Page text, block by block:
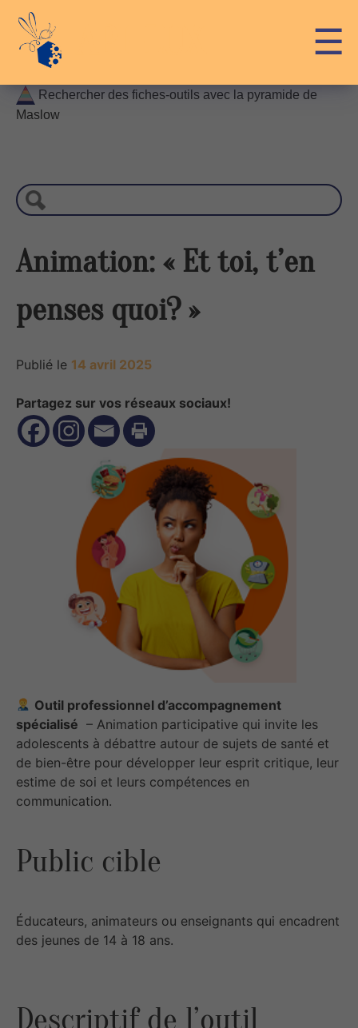
content
☰
Rechercher des fiches-outils avec la pyramide de
Maslow
c
h
c
e
Animation: « Et toi, t’en
penses quoi? »
Publié le 14 avril 2025
Partagez sur vos réseaux sociaux!
Outil professionnel d’accompagnement
spécialisé – Animation participative qui invite les
adolescents à débattre autour de sujets de santé et
de bien-être pour développer leur esprit critique, leur
estime de soi et leurs compétences en
communication.
Public cible
Éducateurs, animateurs ou enseignants qui encadrent
des jeunes de 14 à 18 ans.
Descriptif de l’outil